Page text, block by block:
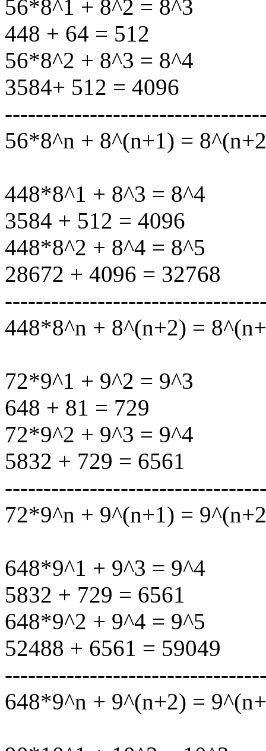
56*8^1 + 8^2 = 8^3
448 + 64 = 512
56*8^2 + 8^3 = 8^4
3584+ 512 = 4096
56*8^n + 8^(n+1) =
448*8^1 + 8^3 = 8^4
3584 + 512 = 4096
448*8^2 + 8^4 = 8^5
28672 + 4096 = 32768
448*8^n + 8^(n+2) =
72*9^1 + 9^2 = 9^3
648 + 81 = 729
72*9^2 + 9^3 = 9^4
5832 + 729 = 6561
72*9^n + 9^(n+1) =
648*9^1 + 9^3 = 9^4
5832 + 729 = 6561
648*9^2 + 9^4 = 9^5
52488 + 6561 = 59049
648*9^n + 9^(n+2) =